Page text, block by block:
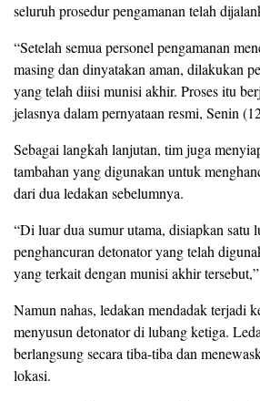
seluruh prosedur pengamanan telah
“Setelah semua personel pengamanan
masing dan dinyatakan aman, dilakukan
yang telah diisi munisi akhir. Proses itu
jelasnya dalam pernyataan resmi, Senin
Sebagai langkah lanjutan, tim juga
tambahan yang digunakan untuk
dari dua ledakan sebelumnya.
“Di luar dua sumur utama, disiapkan satu
penghancuran detonator yang telah
yang terkait dengan munisi akhir
Namun nahas, ledakan mendadak terjadi
menyusun detonator di lubang ketiga.
berlangsung secara tiba-tiba dan
lokasi.